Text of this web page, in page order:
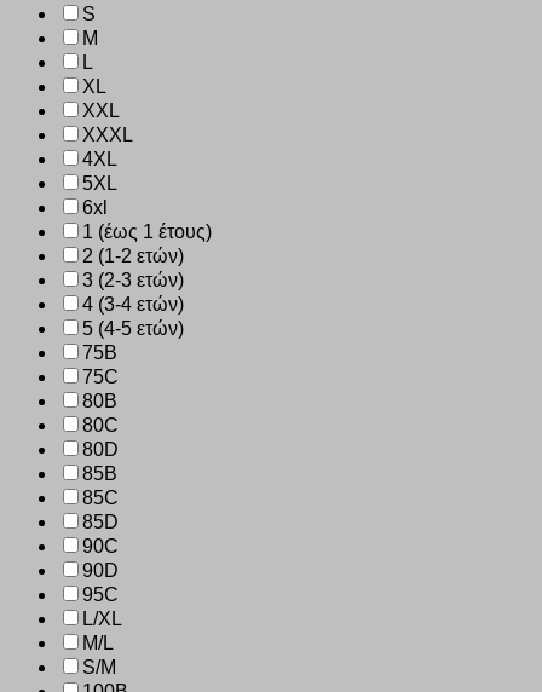
S
M
L
XL
XXL
XXXL
4XL
5XL
6xl
1 (έως 1 έτους)
2 (1-2 ετών)
3 (2-3 ετών)
4 (3-4 ετών)
5 (4-5 ετών)
75B
75C
80B
80C
80D
85B
85C
85D
90C
90D
95C
L/XL
M/L
S/M